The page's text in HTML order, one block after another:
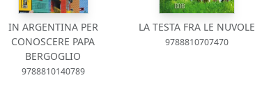
IN ARGENTINA PER
CONOSCERE PAPA
BERGOGLIO
9788810140789
LA TESTA FRA LE NUVOLE
9788810707470